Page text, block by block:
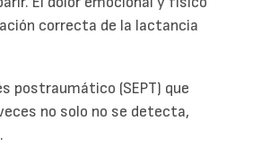
correcta de la lactancia
postraumático (SEPT) que
no solo no se detecta,